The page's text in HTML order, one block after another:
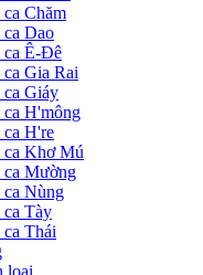
Chăm
ca Dao
ca Ê-Đê
ca Gia Rai
ca Giáy
ca H'mông
ca H're
ca Khơ Mú
ca Mường
ca Nùng
ca Tày
ca Thái
loại